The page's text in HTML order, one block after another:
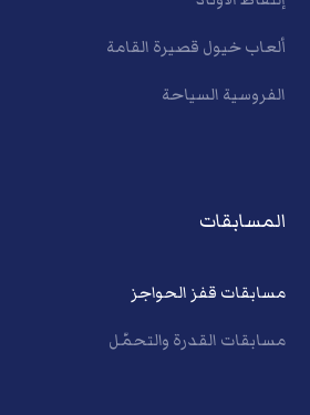
ألعاب خيول قصيرة القامة
الفروسية السياحة
المسابقات
مسابقات قفز الحواجز
مسابقات القدرة والتحمّل